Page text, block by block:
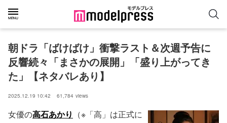
朝ドラ「ばけばけ」衝撃ラスト＆次週予告に
反響続々「まさかの展開」「盛り上がってき
た」【ネタバレあり】
2025.12.19 10:42 61,784 views
女優の高石あかり （※「高」は正式に